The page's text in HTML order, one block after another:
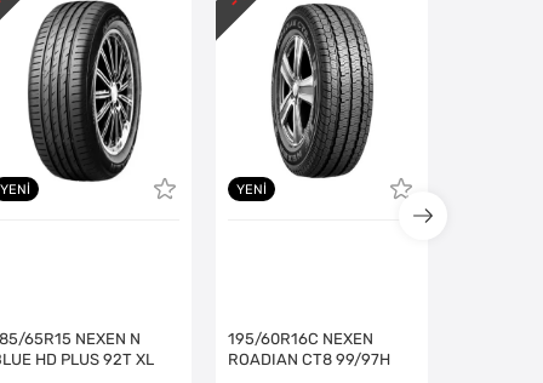
YENI
65R15 NEXEN N
HD PLUS 92T XL
YENI
195/60R16C NEXEN
ROADIAN CT8 99/97H